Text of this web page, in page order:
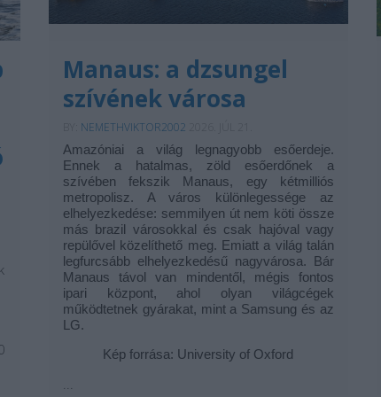
Manaus: a dzsungel
szívének városa
NEMETHVIKTOR2002
Amazóniai a világ legnagyobb esőerdeje.
Ennek a hatalmas, zöld esőerdőnek a
szívében fekszik Manaus, egy kétmilliós
metropolisz. A város különlegessége az
elhelyezkedése: semmilyen út nem köti össze
más brazil városokkal és csak hajóval vagy
repülővel közelíthető meg. Emiatt a világ talán
legfurcsább elhelyezkedésű nagyvárosa. Bár
Manaus távol van mindentől, mégis fontos
ipari központ, ahol olyan világcégek
működtetnek gyárakat, mint a Samsung és az
LG.
Kép forrása: University of Oxford
...